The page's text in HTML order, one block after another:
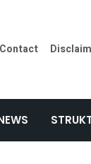
Contact